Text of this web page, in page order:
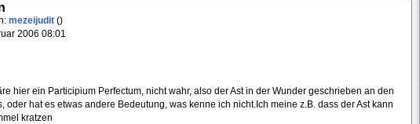
mezeijudit ()
2006 08:01
hier ein Participium Perfectum, nicht wahr, also der Ast in der Wunder geschrieben an den
oder hat es etwas andere Bedeutung, was kenne ich nicht.Ich meine z.B. dass der Ast kann
kratzen